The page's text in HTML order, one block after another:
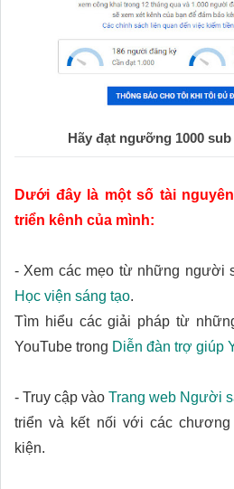
Hãy đạt ngưỡng 1000
Dưới đây là một số tài
triển kênh của mình:
- Xem các mẹo từ những người
Học viện sáng tạo.
Tìm hiểu các giải pháp từ
YouTube trong Diễn đàn trợ giúp
- Truy cập vào Trang web Người
triển và kết nối với các
kiện.